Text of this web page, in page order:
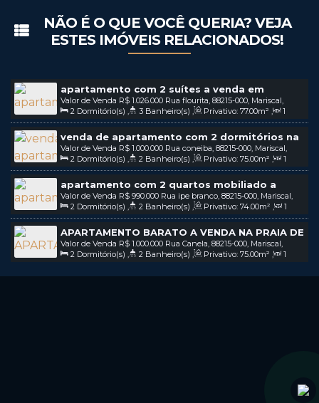
NÃO É O QUE VOCÊ QUERIA? VEJA
ESTES IMÓVEIS RELACIONADOS!
apartamento com 2 suítes a venda em
mariscal em bombinhas - sc
R$ 1.026.000
Valor de Venda
Rua flourita, 88215-000, Mariscal,
Bombinhas, Santa Catarina, Brasil
2 Dormitório(s) 3 Banheiro(s) Privativo: 77.00m²
1
Sala(s) , 2 Suíte(s) , 2 Vaga(s)
venda de apartamento com 2 dormitórios na
praia do Mariscal em Bombinhas - SC / COD:
v207
R$ 1.000.000
Valor de Venda
Rua coneiba, 88215-000, Mariscal,
Bombinhas, Santa Catarina, Brasil
2 Dormitório(s) 2 Banheiro(s) Privativo: 75.00m²
1
Sala(s) , 1 ~ 2 Suíte(s) , 2 Vaga(s)
apartamento com 2 quartos mobiliado a
venda na praia de mariscal em bombinhas sc /
COD: V230
R$ 990.000
Valor de Venda
Rua ipe branco, 88215-000, Mariscal,
Bombinhas, Santa Catarina, Brasil
2 Dormitório(s) 2 Banheiro(s) Privativo: 74.00m²
1
Sala(s) , 1 Suíte(s) , 2 Vaga(s) , 200mDistância do Mar
APARTAMENTO BARATO A VENDA NA PRAIA DE
MARISCAL EM BOMBINHAS SC / COD: V294
R$ 1.000.000
Valor de Venda
Rua Canela, 88215-000, Mariscal,
Bombinhas, Santa Catarina, Brasil
2 Dormitório(s) 2 Banheiro(s) Privativo: 75.00m²
1